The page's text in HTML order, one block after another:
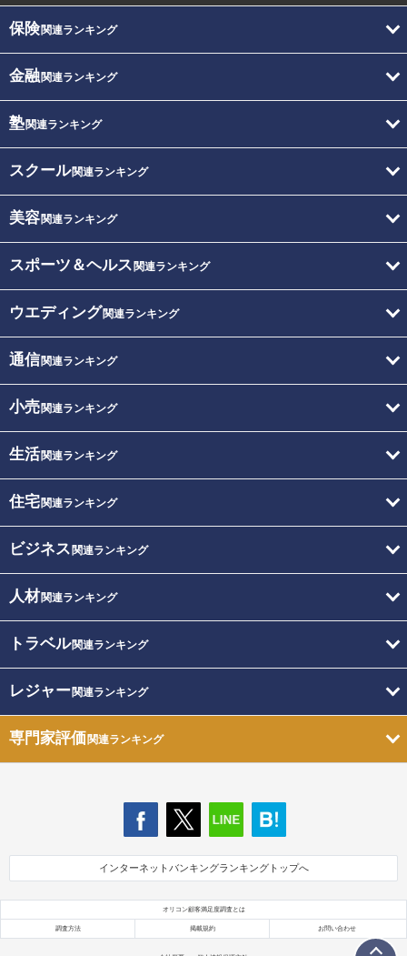
保険関連ランキング
金融関連ランキング
塾関連ランキング
スクール関連ランキング
美容関連ランキング
スポーツ＆ヘルス 関連ランキング
ウエディング関連ランキング
通信関連ランキング
小売関連ランキング
生活関連ランキング
住宅関連ランキング
ビジネス 関連ランキング
人材関連ランキング
トラベル関連ランキング
レジャー関連ランキング
専門家評価関連ランキング
インターネットバンキングランキングトップへ
オリコン顧客満足度調査とは
調査方法 掲載規約 お問い合わせ